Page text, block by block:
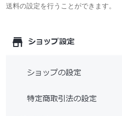
送料の設定を行うことができます。